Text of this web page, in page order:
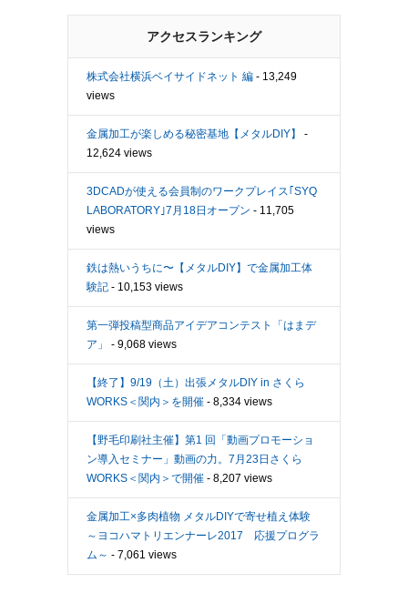
アクセスランキング
株式会社横浜ベイサイドネット 編 - 13,249
views
金属加工が楽しめる秘密基地【メタルDIY】
-
12,624 views
3DCADが使える会員制のワークプレイス｢SYQ
LABORATORY｣7月18日オープン - 11,705
views
鉄は熱いうちに〜【メタルDIY】で金属加工体
験記 - 10,153 views
第一弾投稿型商品アイデアコンテスト「はまデ
ア」
- 9,068 views
【終了】9/19（土）出張メタルDIY in さくら
WORKS＜関内＞を開催 - 8,334 views
【野毛印刷社主催】第1 回「動画プロモーショ
ン導入セミナー」動画の力。7月23日さくら
WORKS＜関内＞で開催 - 8,207 views
金属加工×多肉植物 メタルDIYで寄せ植え体験
～ヨコハマトリエンナーレ2017 応援プログラ
ム～ - 7,061 views